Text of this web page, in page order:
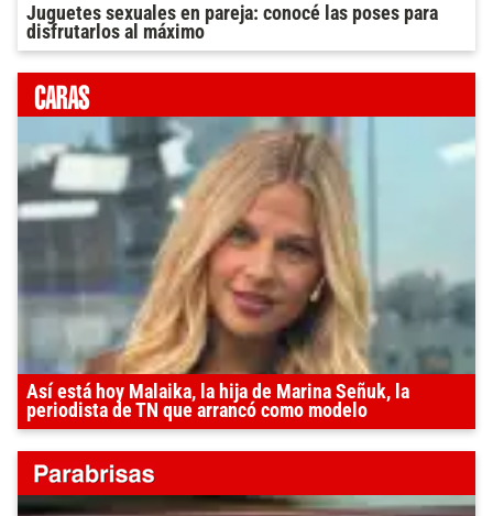
Juguetes sexuales en pareja: conocé las poses para
disfrutarlos al máximo
Así está hoy Malaika, la hija de Marina Señuk, la
periodista de TN que arrancó como modelo